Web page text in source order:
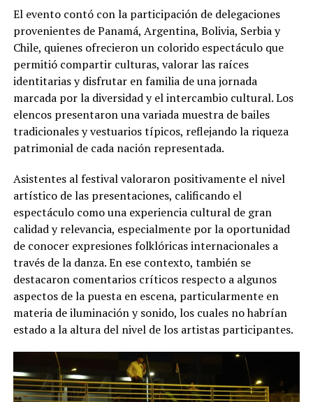
El evento contó con la participación de delegaciones
provenientes de Panamá, Argentina, Bolivia, Serbia y
Chile, quienes ofrecieron un colorido espectáculo que
permitió compartir culturas, valorar las raíces
identitarias y disfrutar en familia de una jornada
marcada por la diversidad y el intercambio cultural. Los
elencos presentaron una variada muestra de bailes
tradicionales y vestuarios típicos, reflejando la riqueza
patrimonial de cada nación representada.
Asistentes al festival valoraron positivamente el nivel
artístico de las presentaciones, calificando el
espectáculo como una experiencia cultural de gran
calidad y relevancia, especialmente por la oportunidad
de conocer expresiones folklóricas internacionales a
través de la danza. En ese contexto, también se
destacaron comentarios críticos respecto a algunos
aspectos de la puesta en escena, particularmente en
materia de iluminación y sonido, los cuales no habrían
estado a la altura del nivel de los artistas participantes.